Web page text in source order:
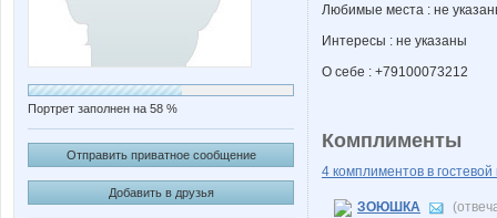
Портрет заполнен на 58 %
Отправить приватное сообщение
Добавить в друзья
Любимые места : не
Интересы : не указаны
О себе : +79100073212
Комплименты
4 комплиментов в гостевой
ЗОЮШКА